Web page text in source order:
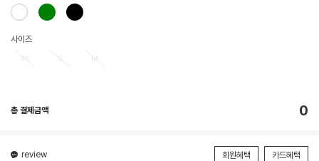
사이즈
총 결제금액 0
review 회원혜택 카드혜택